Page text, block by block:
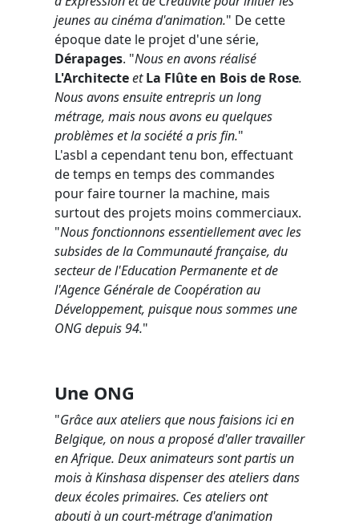
jeunes au cinéma d'animation." De cette
époque date le projet d'une série,
Dérapages. "Nous en avons réalisé
L'ArchitecteetLa Flûte en Bois de Rose.
Nous avons ensuite entrepris un long
métrage, mais nous avons eu quelques
problèmes et la société a pris fin."
L'asbl a cependant tenu bon, effectuant
de temps en temps des commandes
pour faire tourner la machine, mais
surtout des projets moins commerciaux.
"Nous fonctionnons essentiellement avec les
subsides de la Communauté française, du
secteur de l'Education Permanente et de
l'Agence Générale de Coopération au
Développement, puisque nous sommes une
ONG depuis 94."
Une ONG
"Grâce aux ateliers que nous faisions ici en
Belgique, on nous a proposé d'aller travailler
en Afrique. Deux animateurs sont partis un
mois à Kinshasa dispenser des ateliers dans
deux écoles primaires. Ces ateliers ont
abouti à un court-métrage d'animation